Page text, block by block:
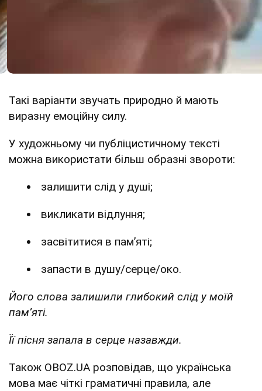
Такі варіанти звучать природно й мають
виразну емоційну силу.
У художньому чи публіцистичному тексті
можна використати більш образні звороти:
залишити слід у душі;
викликати відлуння;
засвітитися в пам’яті;
запасти в душу/серце/око.
Його слова залишили глибокий слід у моїй
пам’яті.
Її пісня запала в серце назавжди.
Також OBOZ.UA розповідав, що українська
мова має чіткі граматичні правила, але